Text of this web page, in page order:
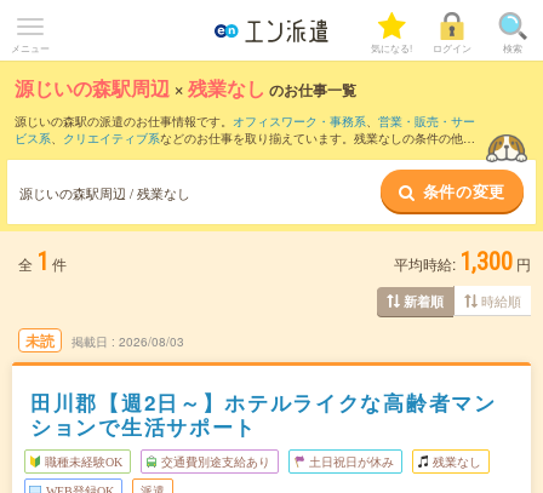
メニュー 気になる! ログイン 検索
源じいの森駅周辺 ×残業なし のお仕事一覧
源じいの森駅の派遣のお仕事情報です。 オフィスワーク・事務系、 営業・販売・サー
ビス系、 クリエイティブ系などのお仕事を取り揃えています。残業なしの条件の他
源じいの森駅周辺 / 残業なし 条件の変更
全 1 件 平均時給: 1,300 円
新着順 時給順
未読 掲載日 2026/08/03
田川郡【週2日～】ホテルライクな高齢者マン
ションで生活サポート
職種未経験OK 交通費別途支給あり 土日祝日が休み 残業なし
WEB登録OK 派遣